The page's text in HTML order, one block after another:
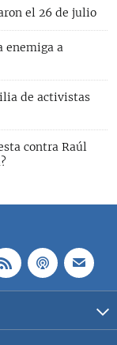
el 26 de julio
enemiga a
de activistas
contra Raúl